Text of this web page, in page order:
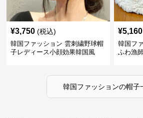
¥3,750 (税込)
韓国ファッション 雲刺繍野球帽
子レディース小顔効果韓国風
¥5,160
韓国フ
ふわ漁
韓国ファッションの帽子